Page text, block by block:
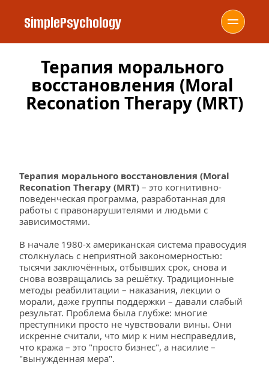
SimplePsychology
Терапия морального
восстановления (Moral
Reconation Therapy (MRT)
Терапия морального восстановления (Moral
Reconation Therapy (MRT) – это когнитивно-
поведенческая программа, разработанная для
работы с правонарушителями и людьми с
зависимостями.
В начале 1980-х американская система правосудия
столкнулась с неприятной закономерностью:
тысячи заключённых, отбывших срок, снова и
снова возвращались за решётку. Традиционные
методы реабилитации – наказания, лекции о
морали, даже группы поддержки – давали слабый
результат. Проблема была глубже: многие
преступники просто не чувствовали вины. Они
искренне считали, что мир к ним несправедлив,
что кража – это "просто бизнес", а насилие –
"вынужденная мера".